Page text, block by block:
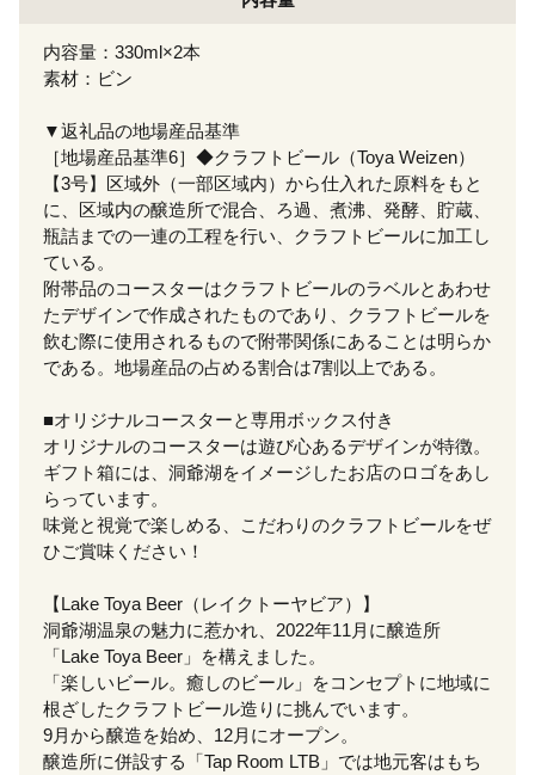
内容量：330ml×2本
素材：ビン
▼返礼品の地場産品基準
［地場産品基準6］◆クラフトビール（Toya Weizen）
【3号】区域外（一部区域内）から仕入れた原料をもと
に、区域内の醸造所で混合、ろ過、煮沸、発酵、貯蔵、
瓶詰までの一連の工程を行い、クラフトビールに加工し
ている。
附帯品のコースターはクラフトビールのラベルとあわせ
たデザインで作成されたものであり、クラフトビールを
飲む際に使用されるもので附帯関係にあることは明らか
である。地場産品の占める割合は7割以上である。
■オリジナルコースターと専用ボックス付き
オリジナルのコースターは遊び心あるデザインが特徴。
ギフト箱には、洞爺湖をイメージしたお店のロゴをあし
らっています。
味覚と視覚で楽しめる、こだわりのクラフトビールをぜ
ひご賞味ください！
【Lake Toya Beer（レイクトーヤビア）】
洞爺湖温泉の魅力に惹かれ、2022年11月に醸造所
「Lake Toya Beer」を構えました。
「楽しいビール。癒しのビール」をコンセプトに地域に
根ざしたクラフトビール造りに挑んでいます。
9月から醸造を始め、12月にオープン。
醸造所に併設する「Tap Room LTB」では地元客はもち